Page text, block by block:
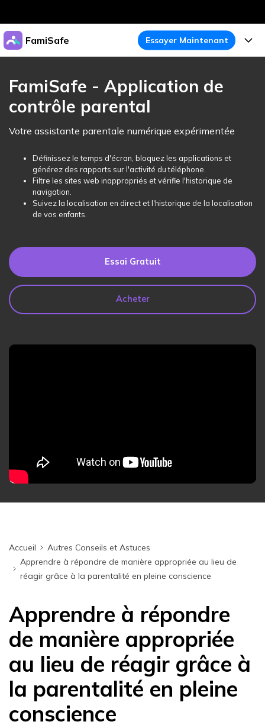
Produits phares
Utilité
Aperçu
Solutions
Actualités
Boutique
Support
FamiSafe Essayer Maintenant
FamiSafe
Protégez la Vie Numérique de Vos Enfants
Essai Gratuit
FamiSafe pour Écoles
Essai Gratuit
Fonctionnalités
Activité de l'Appareil
Service de Localisation
Blog
Traceur de Localisation
Temps d'Écran
Blocage d'Apps
Lire Plus>
Ressources
Thèmes Phares
Guide FamiSafe
Tarifs
FamiSafe - Application de
contrôle parental
Votre assistante parentale numérique expérimentée
Définissez le temps d'écran, bloquez les applications et
générez des rapports sur l'activité du téléphone.
Filtre les sites web inappropriés et vérifie l'historique de
navigation.
Suivez la localisation en direct et l'historique de la localisation
de vos enfants.
Essai Gratuit
Acheter
Accueil
Autres Conseils et Astuces
Apprendre à répondre de manière appropriée au lieu de
réagir grâce à la parentalité en pleine conscience
Apprendre à répondre
de manière appropriée
au lieu de réagir grâce à
la parentalité en pleine
conscience